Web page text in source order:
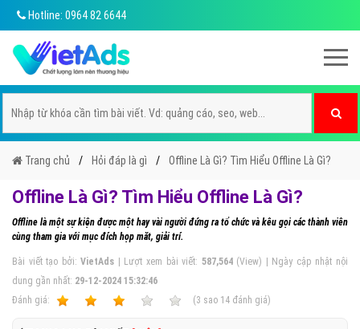
Hotline: 0964 82 6644
Trang chủ Hỏi đáp là gì Offline Là Gì? Tìm Hiểu Offline Là Gì?
Offline Là Gì? Tìm Hiểu Offline Là Gì?
Offline là một sự kiện được một hay vài người đứng ra tổ chức và kêu gọi các thành viên
cùng tham gia với mục đích họp măt, giải trí.
Bài viết tạo bởi:VietAds | Lượt xem bài viết: 587,564(View) | Ngày cập nhật nội
dung gần nhất: 29-12-2024 15:32:46
Ðánh giá:
(3 sao 14 đánh giá)